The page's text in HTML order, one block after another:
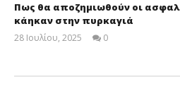
Πως θα αποζημιωθούν οι
κάηκαν στην πυρκαγιά
28 Ιουλίου, 2025
0